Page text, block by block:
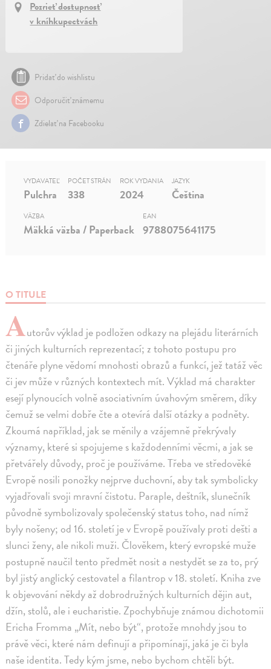
Pozrieť dostupnosť
v kníhkupectvách
Pridať do wishlistu
Odporučiť známemu
Zdielať na Facebooku
O TITULE
Autorův výklad je podložen odkazy na plejádu literárních
či jiných kulturních reprezentací; z tohoto postupu pro
čtenáře plyne vědomí mnohosti obrazů a funkcí, jež tatáž věc
či jev může v různých kontextech mít. Výklad má charakter
esejí plynoucích volně asociativním úvahovým směrem, díky
čemuž se velmi dobře čte a otevírá další otázky a podněty.
Zkoumá například, jak se měnily a vzájemně překrývaly
významy, které si spojujeme s každodenními věcmi, a jak se
přetvářely důvody, proč je používáme. Třeba ve středověké
Evropě nosili ponožky nejprve duchovní, aby tak symbolicky
vyjadřovali svoji mravní čistotu. Paraple, deštník, slunečník
původně symbolizovaly společenský status toho, nad nímž
byly nošeny; od 16. století je v Evropě používaly proti dešti a
slunci ženy, ale nikoli muži. Člověkem, který evropské muže
postupně naučil tento předmět nosit a nestydět se za to, prý
byl jistý anglický cestovatel a filantrop v 18. století. Kniha zve
k objevování někdy až dobrodružných kulturních dějin aut,
džín, stolů, ale i eucharistie. Zpochybňuje známou dichotomii
Ericha Fromma „Mít, nebo být“, protože mnohdy jsou to
právě věci, které nám definují a připomínají, jaká je či byla
naše identita. Tedy kým jsme, nebo bychom chtěli být.
VYDAVATEĽ
Pulchra
POČET STRÁN
338
ROK VYDANIA
2024
JAZYK
Čeština
VÄZBA
Mäkká väzba / Paperback
EAN
9788075641175